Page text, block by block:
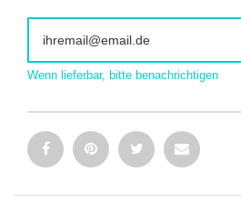
Wenn lieferbar, bitte benachrichtigen